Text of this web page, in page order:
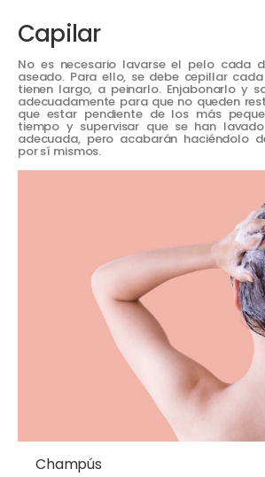
Capilar
No es necesario lavarse el pelo cada
aseado. Para ello, se debe cepillar
tienen largo, a peinarlo. Enjabonarlo y
adecuadamente para que no queden
que estar pendiente de los más
tiempo y supervisar que se han
adecuada, pero acabarán haciéndolo
por sí mismos.
Champús